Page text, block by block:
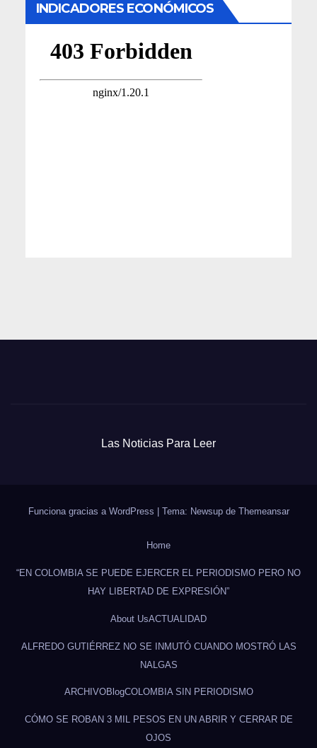
INDICADORES ECONÓMICOS
Las Noticias Para Leer
Funciona gracias a WordPress Tema: Newsup de Themeansar
Home
“EN COLOMBIA SE PUEDE EJERCER EL PERIODISMO PERO NO
HAY LIBERTAD DE EXPRESIÓN”
About UsACTUALIDAD
ALFREDO GUTIÉRREZ NO SE INMUTÓ CUANDO MOSTRÓ LAS
NALGAS
ARCHIVOBlogCOLOMBIA SIN PERIODISMO
CÓMO SE ROBAN 3 MIL PESOS EN UN ABRIR Y CERRAR DE
OJOS